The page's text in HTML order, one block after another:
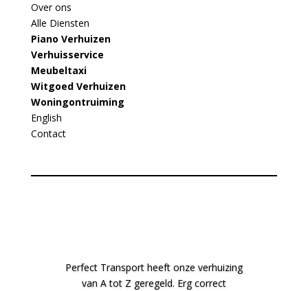
Over ons
Alle Diensten
Piano Verhuizen
Verhuisservice
Meubeltaxi
Witgoed Verhuizen
Woningontruiming
English
Contact
Perfect Transport heeft onze verhuizing
van A tot Z geregeld. Erg correct